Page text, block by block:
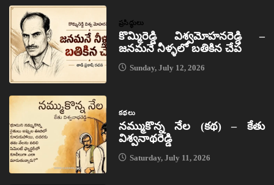
ప్రసిద్ధులు
కొమ్మిరెడ్డి విశ్వమోహనరెడ్డి –
జనమనే నీళ్ళలో బతికిన చేప
Sunday, July 12, 2026
కథలు
నమ్ముకొన్న నేల (కథ) – కేతు
విశ్వనాథరెడ్డి
Saturday, July 11, 2026